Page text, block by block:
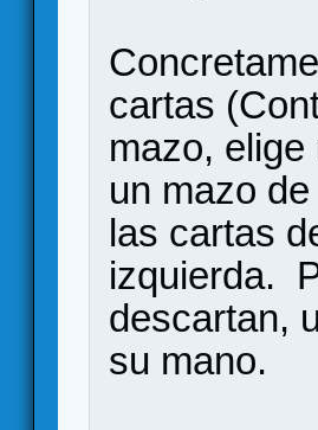
cartas
mazo,
un mazo
las cartas
izquierda.
descartan,
su mano.